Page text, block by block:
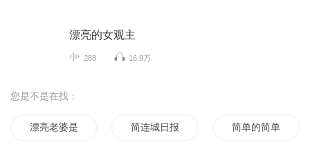
漂亮的女观主
288 16.9万
您是不是在找：
漂亮老婆是打来的 简连城日报 简单的简单